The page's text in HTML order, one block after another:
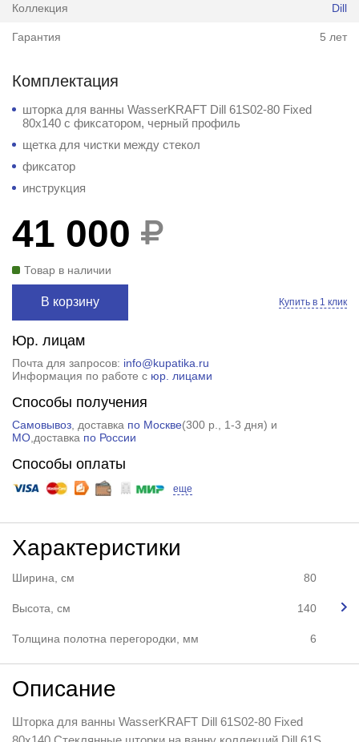
Коллекция Dill
Гарантия 5 лет
Комплектация
шторка для ванны WasserKRAFT Dill 61S02-80 Fixed
80х140 с фиксатором, черный профиль
щетка для чистки между стекол
фиксатор
инструкция
41 000
Товар в наличии
В корзину Купить в 1 клик
Юр. лицам
Почта для запросов: info@kupatika.ru
Информация по работе с юр. лицами
Способы получения
Самовывоз, доставка по Москве(300 р.
, 1-3 дня) и
МО,доставка по России
Способы оплаты
еще
Характеристики
Ширина, см 80
Высота, см 140
Толщина полотна перегородки, мм 6
Описание
Шторка для ванны WasserKRAFT Dill 61S02-80 Fixed